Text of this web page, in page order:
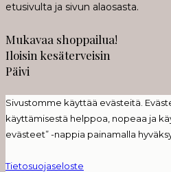
etusivulta ja sivun alaosasta.
Mukavaa shoppailua!
Iloisin kesäterveisin
Päivi
Sivustomme käyttää evästeitä.
käyttämisestä helppoa, nopeaa ja
evästeet” -nappia painamalla
Tietosuojaseloste